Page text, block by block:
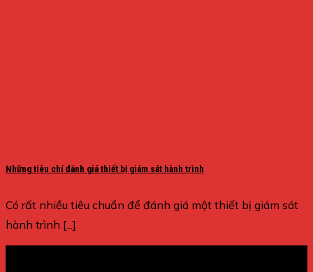
Những tiêu chí đánh giá thiết bị giám sát hành trình
Có rất nhiều tiêu chuẩn để đánh giá một thiết bị giám sát
hành trình [...]